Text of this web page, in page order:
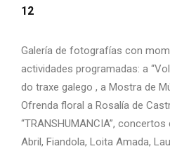
12
Galería de fotografías con
actividades programadas: a
do traxe galego , a Mostra de
Ofrenda floral a Rosalía de
“TRANSHUMANCIA”, concertos
Abril, Fiandola, Loita Amada,